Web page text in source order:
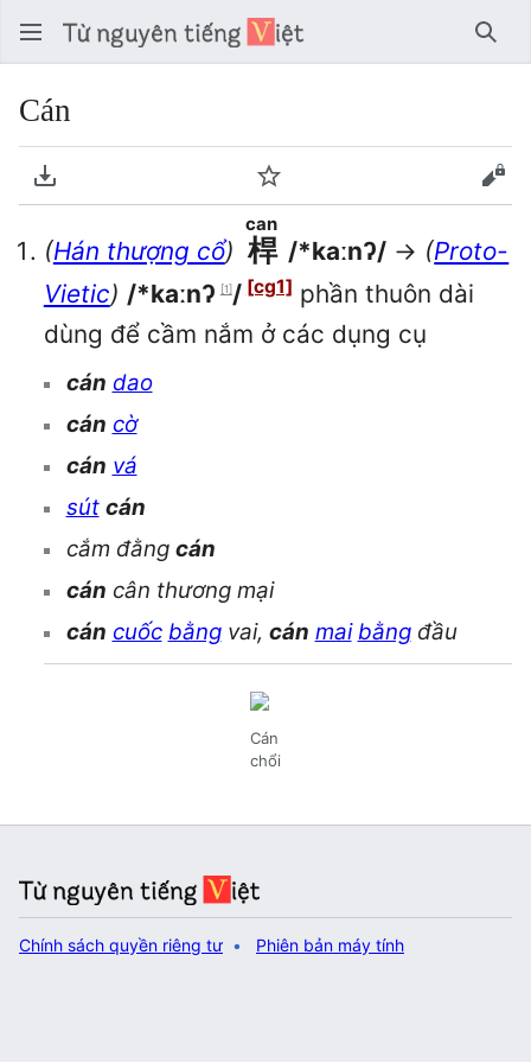
Tìm
Cán
Tải về PDF Theo dõi
(Hán thượng cổ) 桿
can
/*kaːnʔ/ → (Proto-
Vietic) /*kaːnʔ [1]/ [cg1] phần thuôn dài
dùng để cầm nắm ở các dụng cụ
cán dao
cán cờ
cán vá
sút cán
cắm đằng cán
cán cân thương mại
cán cuốc bằngvai, cán mai bằngđầu
Cán
chổi
Chính sách quyền riêng tư Phiên bản máy tính